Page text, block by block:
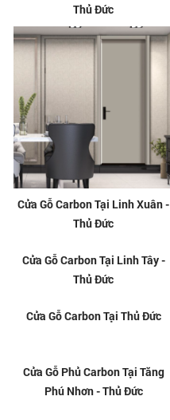
Thủ Đức
Cửa Gỗ Carbon Tại Linh Xuân -
Thủ Đức